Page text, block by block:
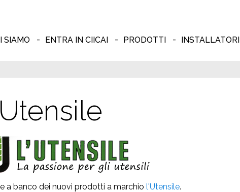
SIAMO ENTRA IN CIICAI PRODOTTI INSTALLATORI
a banco dei nuovi prodotti a marchio l'Utensile.